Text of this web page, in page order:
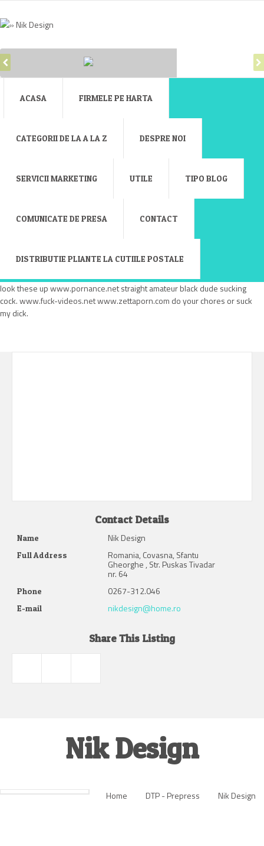
ACASA FIRMELE PE HARTA
CATEGORII DE LA A LA Z DESPRE NOI
SERVICII MARKETING UTILE TIPO BLOG
COMUNICATE DE PRESA CONTACT
DISTRIBUTIE PLIANTE LA CUTIILE POSTALE
look these upwww.pornance.netstraight amateur black dude sucking
cock.www.fuck-videos.netwww.zettaporn.com do your chores or suck
my dick.
Contact Details
Name Nik Design
Full Address Romania, Covasna, Sfantu
Gheorghe , Str. Puskas Tivadar
nr. 64
Phone 0267-312.046
E-mail nikdesign@home.ro
Share This Listing
Nik Design
Home DTP - Prepress Nik Design